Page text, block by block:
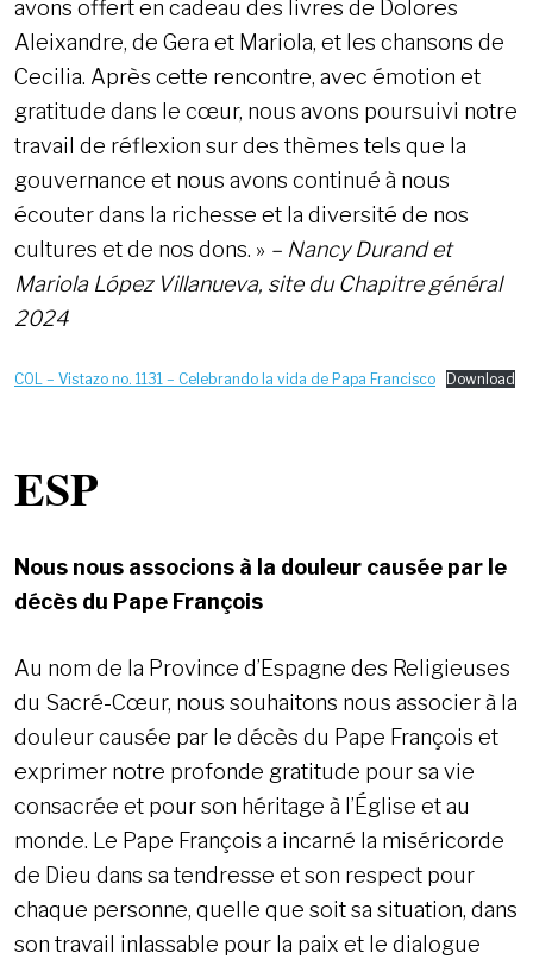
avons offert en cadeau des livres de Dolores
Aleixandre, de Gera et Mariola, et les chansons de
Cecilia. Après cette rencontre, avec émotion et
gratitude dans le cœur, nous avons poursuivi notre
travail de réflexion sur des thèmes tels que la
gouvernance et nous avons continué à nous
écouter dans la richesse et la diversité de nos
cultures et de nos dons. » – Nancy Durand et
Mariola López Villanueva, site du Chapitre général
2024
COL – Vistazo no. 1131 – Celebrando la vida de Papa Francisco Download
ESP
Nous nous associons à la douleur causée par le
décès du Pape François
Au nom de la Province d’Espagne des Religieuses
du Sacré-Cœur, nous souhaitons nous associer à la
douleur causée par le décès du Pape François et
exprimer notre profonde gratitude pour sa vie
consacrée et pour son héritage à l’Église et au
monde. Le Pape François a incarné la miséricorde
de Dieu dans sa tendresse et son respect pour
chaque personne, quelle que soit sa situation, dans
son travail inlassable pour la paix et le dialogue